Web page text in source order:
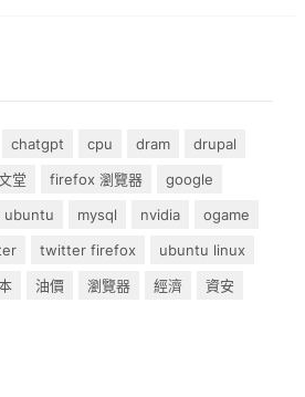
chatgpt cpu dram
drupal
堂 firefox 瀏覽器
google
ubuntu mysql nvidia
ogame
twitter firefox
ubuntu linux
油價 瀏覽器 經濟
資安